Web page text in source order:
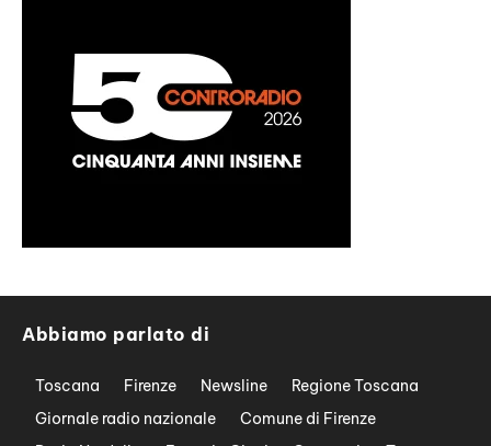
Abbiamo parlato di
Toscana Firenze Newsline
Regione Toscana
Giornale radio nazionale
Comune di Firenze